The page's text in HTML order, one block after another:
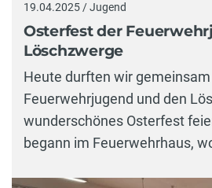
19.04.2025 / Jugend
Osterfest der
Löschzwerge
Heute durften wir
Feuerwehrjugend und den
wunderschönes Osterfest
begann im Feuerwehrhaus,